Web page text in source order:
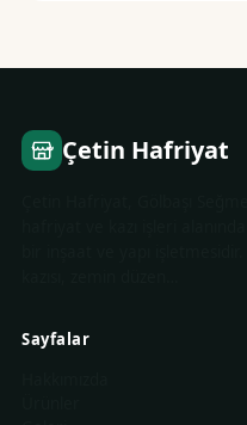
Çetin Hafriyat
Sayfalar